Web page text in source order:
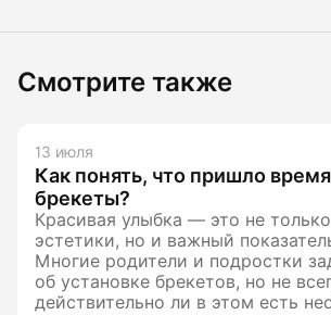
Смотрите также
13 июля
Как понять, что пришло
брекеты?
Красивая улыбка — это не
эстетики, но и важный
Многие родители и подростки
об установке брекетов, но не
действительно ли в этом есть